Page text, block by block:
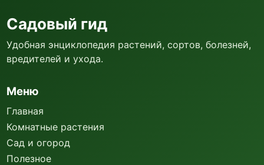
Садовый гид
Удобная энциклопедия растений, сортов, болезней,
вредителей и ухода.
Меню
Главная
Комнатные растения
Сад и огород
Полезное